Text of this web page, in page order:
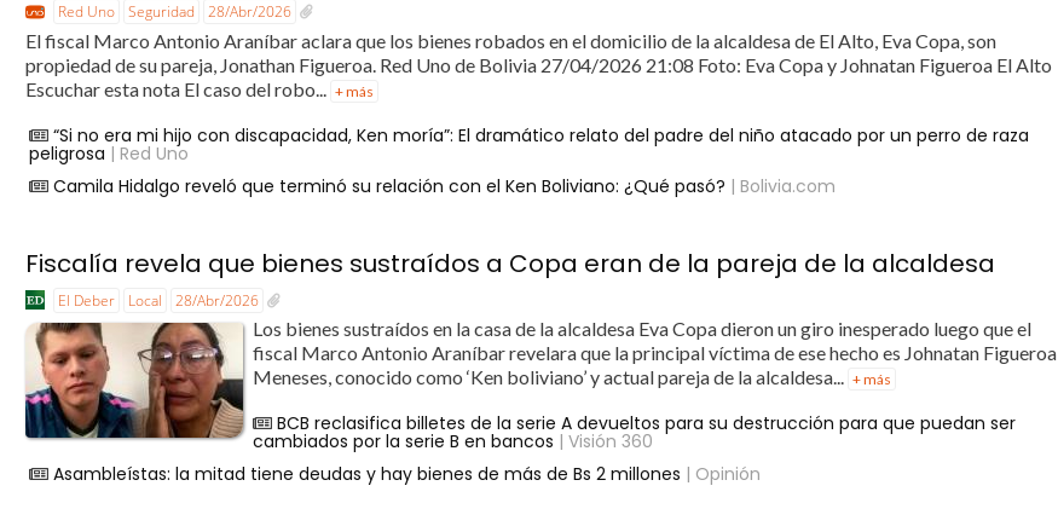
Red Uno Seguridad 28/Abr/2026
El fiscal Marco Antonio Araníbar aclara que los bienes robados en el domicilio de la alcaldesa de El Alto, Eva Copa, son
propiedad de su pareja, Jonathan Figueroa. Red Uno de Bolivia 27/04/2026 21:08 Foto: Eva Copa y Johnatan Figueroa El Alto
Escuchar esta nota El caso del robo... + más
“Si no era mi hijo con discapacidad, Ken moría”: El dramático relato del padre del niño atacado por un perro de raza
peligrosa | Red Uno
Camila Hidalgo reveló que terminó su relación con el Ken Boliviano: ¿Qué pasó? | Bolivia.com
Fiscalía revela que bienes sustraídos a Copa eran de la pareja de la alcaldesa
El Deber Local 28/Abr/2026
Los bienes sustraídos en la casa de la alcaldesa Eva Copa dieron un giro inesperado luego que el
fiscal Marco Antonio Araníbar revelara que la principal víctima de ese hecho es Johnatan Figueroa
Meneses, conocido como ‘Ken boliviano’ y actual pareja de la alcaldesa... + más
BCB reclasifica billetes de la serie A devueltos para su destrucción para que puedan ser
cambiados por la serie B en bancos | Visión 360
Asambleístas: la mitad tiene deudas y hay bienes de más de Bs 2 millones | Opinión